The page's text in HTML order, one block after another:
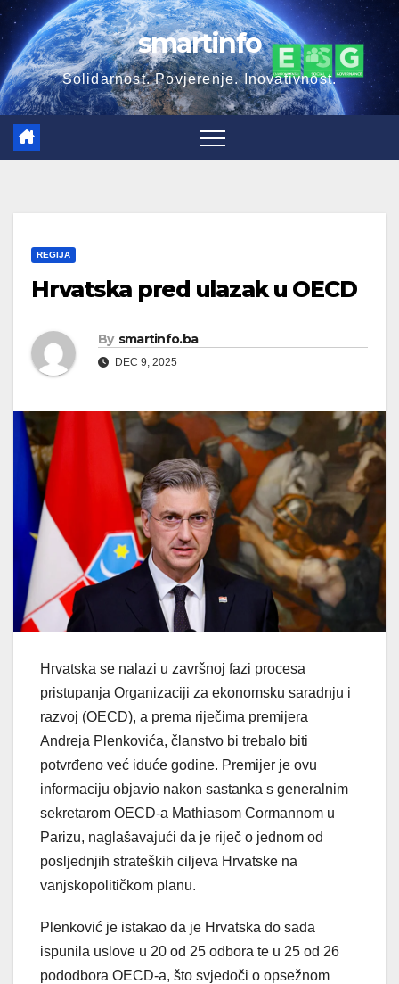
Skip
to
content
smartinfo
Solidarnost. Povjerenje. Inovativnost.
REGIJA
Hrvatska pred ulazak u OECD
By smartinfo.ba
DEC 9, 2025
Hrvatska se nalazi u završnoj fazi procesa
pristupanja Organizaciji za ekonomsku saradnju i
razvoj (OECD), a prema riječima premijera
Andreja Plenkovića, članstvo bi trebalo biti
potvrđeno već iduće godine. Premijer je ovu
informaciju objavio nakon sastanka s generalnim
sekretarom OECD-a Mathiasom Cormannom u
Parizu, naglašavajući da je riječ o jednom od
posljednjih strateških ciljeva Hrvatske na
vanjskopolitičkom planu.
Plenković je istakao da je Hrvatska do sada
ispunila uslove u 20 od 25 odbora te u 25 od 26
pododbora OECD-a, što svjedoči o opsežnom